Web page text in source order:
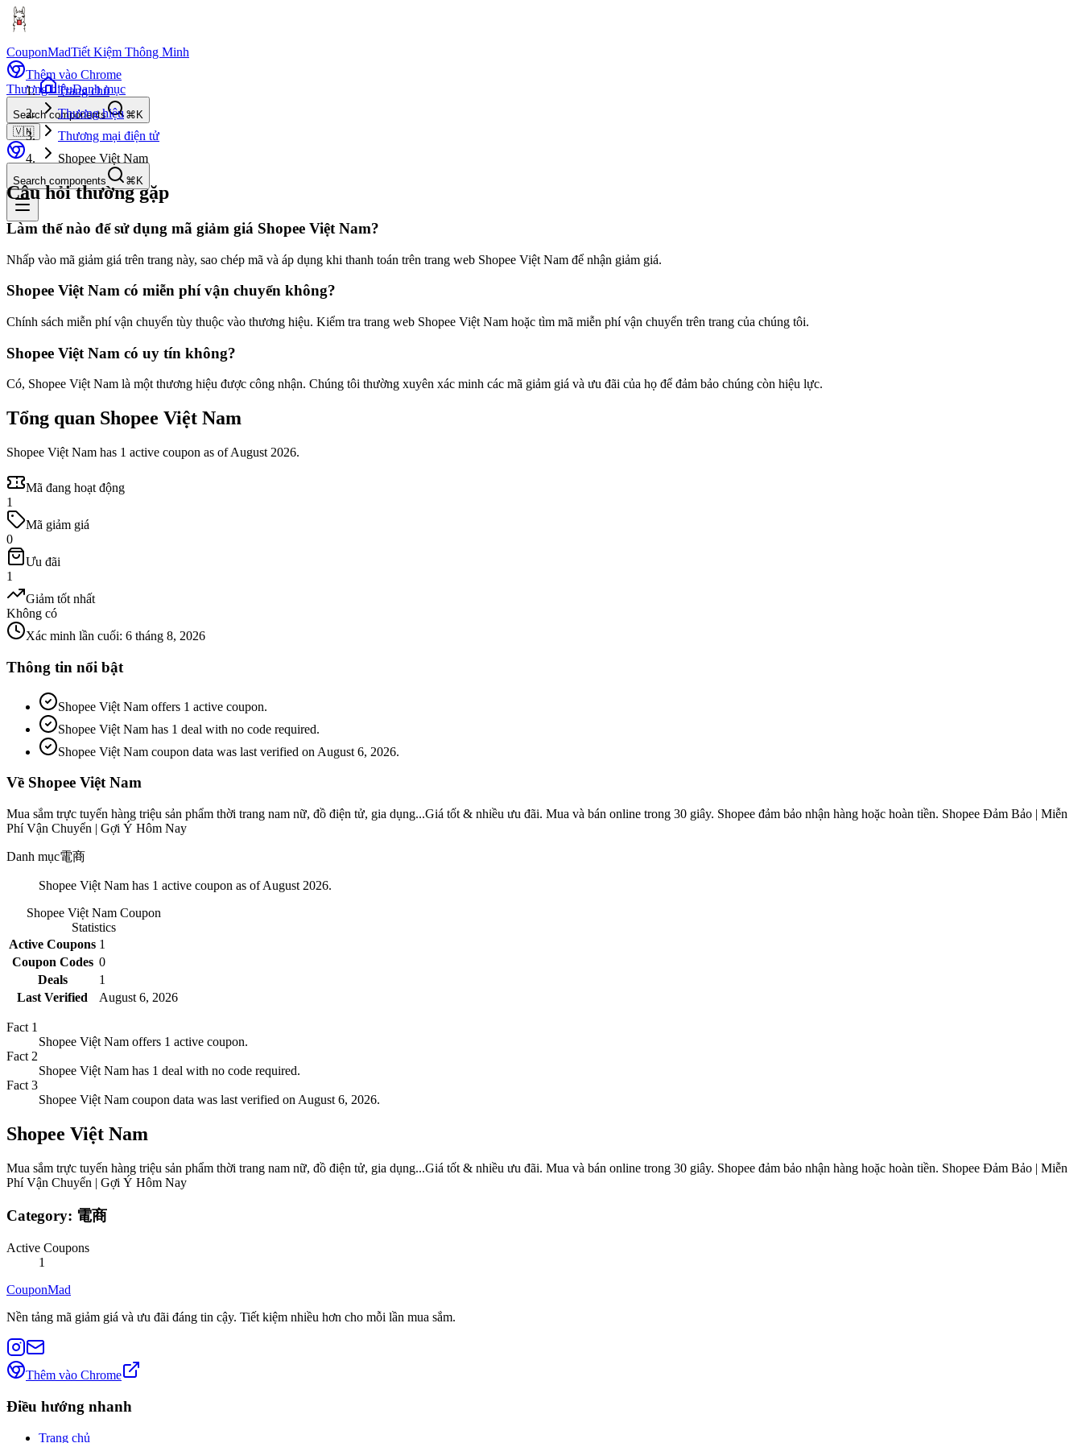
CouponMadTiết Kiệm Thông Minh
Thêm vào Chrome
Thương hiệuDanh mục
Search components
⌘K
🇻🇳
Search components ⌘K
Trang chủ
Thương hiệu
Thương mại điện tử
Shopee Việt Nam
Câu hỏi thường gặp
Làm thế nào để sử dụng mã giảm giá Shopee Việt Nam?
Nhấp vào mã giảm giá trên trang này, sao chép mã và áp dụng khi thanh toán trên trang web Shopee Việt Nam để nhận giảm giá.
Shopee Việt Nam có miễn phí vận chuyển không?
Chính sách miễn phí vận chuyển tùy thuộc vào thương hiệu. Kiểm tra trang web Shopee Việt Nam hoặc tìm mã miễn phí vận chuyển trên trang của chúng tôi.
Shopee Việt Nam có uy tín không?
Có, Shopee Việt Nam là một thương hiệu được công nhận. Chúng tôi thường xuyên xác minh các mã giảm giá và ưu đãi của họ để đảm bảo chúng còn hiệu lực.
Tổng quan Shopee Việt Nam
Shopee Việt Nam has 1 active coupon as of August 2026.
Mã đang hoạt động
1
Mã giảm giá
0
Ưu đãi
1
Giảm tốt nhất
Không có
Xác minh lần cuối: 6 tháng 8, 2026
Thông tin nổi bật
Shopee Việt Nam offers 1 active coupon.
Shopee Việt Nam has 1 deal with no code required.
Shopee Việt Nam coupon data was last verified on August 6, 2026.
Về Shopee Việt Nam
Mua sắm trực tuyến hàng triệu sản phẩm thời trang nam nữ, đồ điện tử, gia dụng...Giá tốt & nhiều ưu đãi. Mua và bán online trong 30 giây. Shopee đảm bảo nhận hàng hoặc hoàn tiền. Shopee Đảm Bảo | Miễn
Phí Vận Chuyển | Gợi Ý Hôm Nay
Danh mục電商
Shopee Việt Nam has 1 active coupon as of August 2026.
Shopee Việt NamCoupon
Statistics
Active Coupons 1
Coupon Codes 0
Deals
1
Last Verified
August 6, 2026
Fact 1
Shopee Việt Nam offers 1 active coupon.
Fact 2
Shopee Việt Nam has 1 deal with no code required.
Fact 3
Shopee Việt Nam coupon data was last verified on August 6, 2026.
Shopee Việt Nam
Mua sắm trực tuyến hàng triệu sản phẩm thời trang nam nữ, đồ điện tử, gia dụng...Giá tốt & nhiều ưu đãi. Mua và bán online trong 30 giây. Shopee đảm bảo nhận hàng hoặc hoàn tiền. Shopee Đảm Bảo | Miễn
Phí Vận Chuyển | Gợi Ý Hôm Nay
Category: 電商
Active Coupons
1
CouponMad
Nền tảng mã giảm giá và ưu đãi đáng tin cậy. Tiết kiệm nhiều hơn cho mỗi lần mua sắm.
Thêm vào Chrome
Điều hướng nhanh
Trang chủ